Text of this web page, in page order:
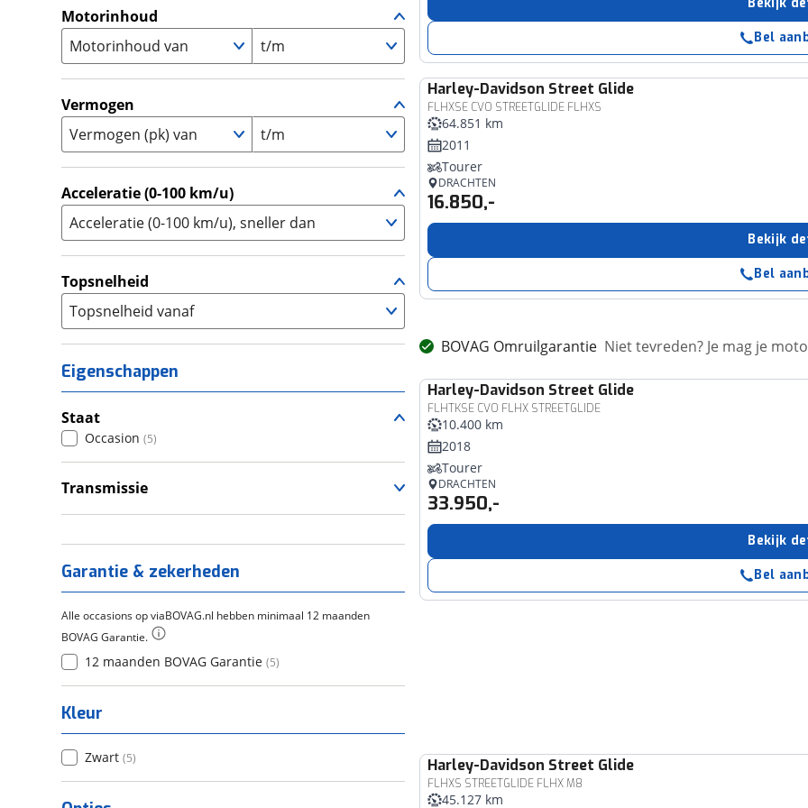
Supersport
Tourer (5)
Touring Enduro
Trike (0)
Zijspan 0)
A1 (0)
(
Motorinhoud
Motorinhoud van
t/m
Vermogen
Vermogen (pk) van
t/m
Acceleratie (0-100 km/u)
Acceleratie (0-100 km/u), sneller dan
Topsnelheid
Topsnelheid vanaf
Eigenschappen
Staat
Occasion (5)
Transmissie
Garantie & zekerheden
Alle occasions op viaBOVAG.nl hebben minimaal 12 maanden
BOVAG Garantie.
12 maanden BOVAG Garantie (5)
Kleur
Zwart (5)
Bel
Harley-Davidson Street Glide
FLHXSE CVO STREETGLIDE FLHXS
64.851 km
2011
Tourer
DRACHTEN
16.850,-
Bekijk
Bel
BOVAG Omruilgarantie Niet tevreden? Je mag je
Harley-Davidson Street Glide
FLHTKSE CVO FLHX STREETGLIDE
10.400 km
2018
Tourer
DRACHTEN
33.950,-
Bekijk
Bel
Harley-Davidson Street Glide
FLHXS STREETGLIDE FLHX M8
45.127 km